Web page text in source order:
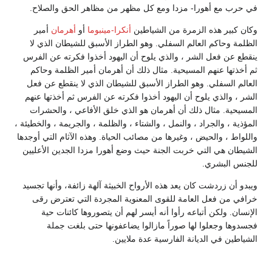
في حرب مع أهورا- مزدا ومع كل مظهر من مظاهر الحق والصلاح.
وكان كبير هذه الزمرة من الشياطين أنكرا-مينبوما أو أهرمان أمير
الظلمة وحاكم العالم السفلي. وهو الطراز الأسبق للشيطان الذي لا
ينقطع عن فعل الشر ، والذي يلوح أن اليهود أخذوا فكرته عن الفرس
ثم أخذتها عنهم المسيحية. مثال ذلك أن أهرمان أمير الظلمة وحاكم
العالم السفلي. وهو الطراز الأسبق للشيطان الذي لا ينقطع عن فعل
الشر ، والذي يلوح أن اليهود أخذوا فكرته عن الفرس ثم أخذتها عنهم
المسيحية. مثال ذلك أن أهرمان هو الذي خلق الأفاعي ، والحشرات
المؤذية ، والجراد ، والنمل ، والشتاء ، والظلمة ، والجريمة ، والخطيئة ،
واللواط ، والحيض ، وغيرها من مصائب الحياة. وهذه الآثام التي أوجدها
الشيطان هي التي خربت الجنة حيث وضع أهورا مزدا الجدين الأعليين
للجنس البشري.
ويبدو أن زردشت كان يعد هذه الأرواح الخبيثة آلهة زائفة، وأنها تجسيد
خرافي من فعل العامة للقوى المعنوية المجردة التي تعترض رقى
الإنسان. ولكن أتباعه رأوا أنه أيسر لهم أن يتصوروها كائنات حية
فجسدوها وجعلوا لها صوراً مازالوا يضاعفونها حتى بلغت جملة
الشياطين في الديانة الفارسية عدة ملايين.